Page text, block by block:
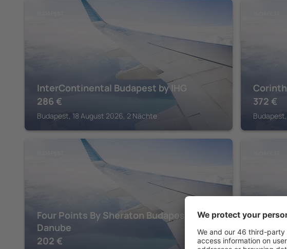
InterContinental Budapest by IHG
286 €
Budapest, 18 August 2026, 2 Nächte
372 €
Four Points By Sheraton Budapest
Danube
202 €
Al
Hotels
569 €